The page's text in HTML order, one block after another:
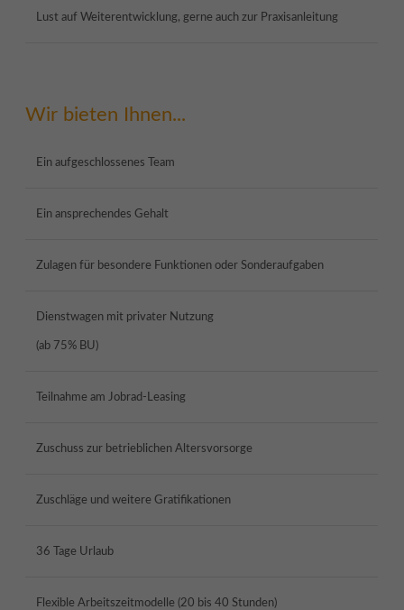
Lust auf Weiterentwicklung, gerne auch zur Praxisanleitung
Wir bieten Ihnen...
Ein aufgeschlossenes Team
Ein ansprechendes Gehalt
Zulagen für besondere Funktionen oder Sonderaufgaben
Dienstwagen mit privater Nutzung
(ab 75% BU)
Teilnahme am Jobrad-Leasing
Zuschuss zur betrieblichen Altersvorsorge
Zuschläge und weitere Gratifikationen
36 Tage Urlaub
Flexible Arbeitszeitmodelle (20 bis 40 Stunden)